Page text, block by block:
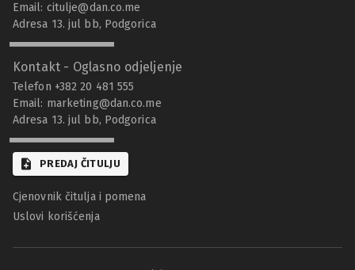
Email: citulje@dan.co.me
Adresa 13. jul bb, Podgorica
Kontakt - Oglasno odjeljenje
Telefon +382 20 481 555
Email: marketing@dan.co.me
Adresa 13. jul bb, Podgorica
PREDAJ ČITULJU
Cjenovnik čitulja i pomena
Uslovi korišćenja